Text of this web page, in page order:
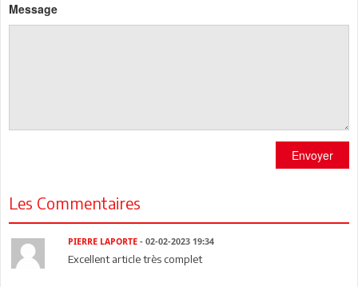
Message
Envoyer
Les Commentaires
PIERRE LAPORTE- 02-02-2023 19:34
Excellent article très complet